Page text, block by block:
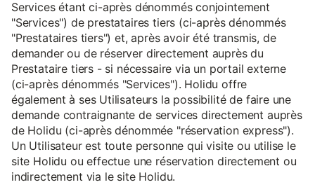
Services étant ci-après dénommés conjointement
"Services") de prestataires tiers (ci-après dénommés
"Prestataires tiers") et, après avoir été transmis, de
demander ou de réserver directement auprès du
Prestataire tiers - si nécessaire via un portail externe
(ci-après dénommés "Services"). Holidu offre
également à ses Utilisateurs la possibilité de faire une
demande contraignante de services directement auprès
de Holidu (ci-après dénommée "réservation express").
Un Utilisateur est toute personne qui visite ou utilise le
site Holidu ou effectue une réservation directement ou
indirectement via le site Holidu.